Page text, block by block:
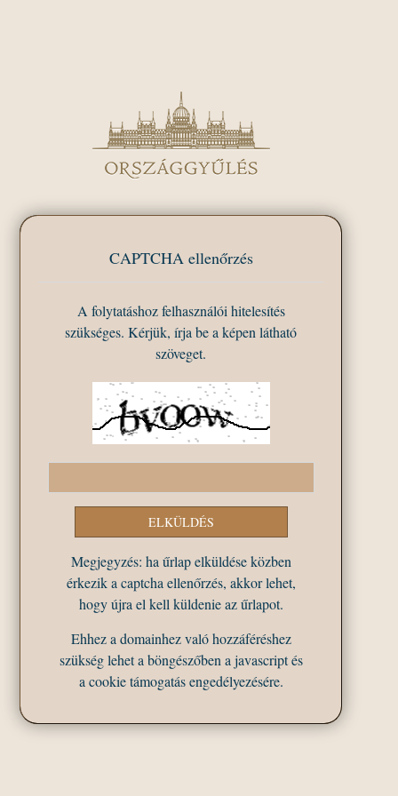
CAPTCHA ellenőrzés
A folytatáshoz felhasználói hitelesítés
szükséges. Kérjük, írja be a képen látható
szöveget.
Megjegyzés: ha űrlap elküldése közben
érkezik a captcha ellenőrzés, akkor lehet,
hogy újra el kell küldenie az űrlapot.
Ehhez a domainhez való hozzáféréshez
szükség lehet a böngészőben a javascript és
a cookie támogatás engedélyezésére.